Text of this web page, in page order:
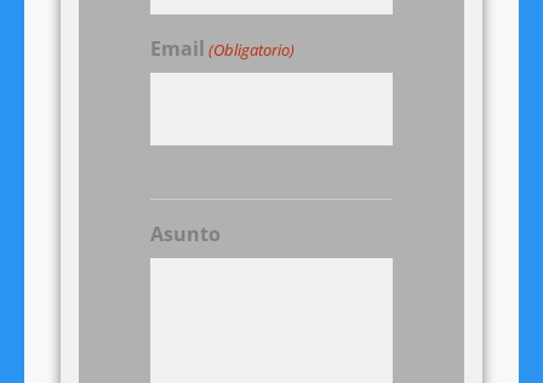
Email (Obligatorio)
Asunto